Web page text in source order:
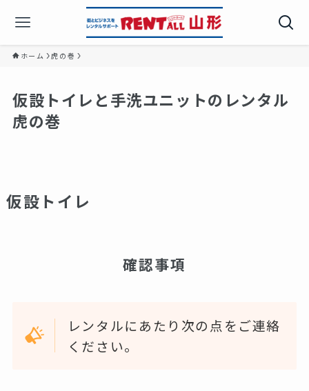
ホーム 虎の巻
仮設トイレと手洗ユニットのレンタル
虎の巻
仮設トイレ
確認事項
レンタルにあたり次の点をご連絡
ください。